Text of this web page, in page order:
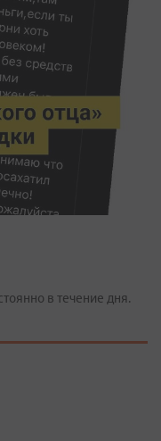
в течение дня.